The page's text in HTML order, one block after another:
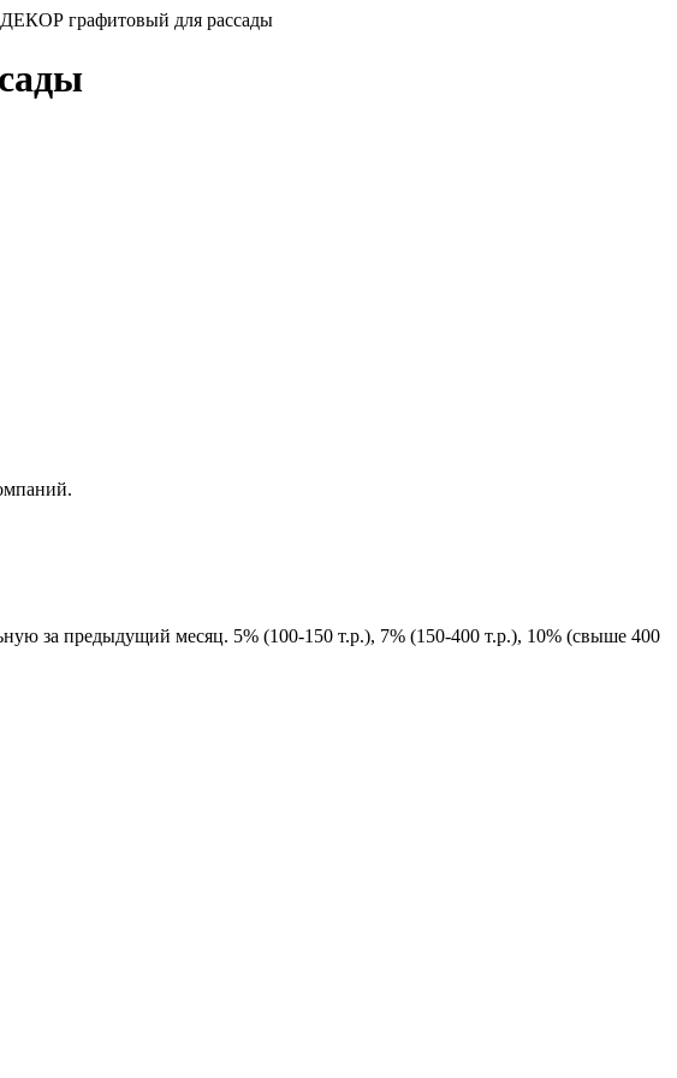
графитовый для рассады
за предыдущий месяц. 5% (100-150 т.р.), 7% (150-400 т.р.), 10% (свыше 400